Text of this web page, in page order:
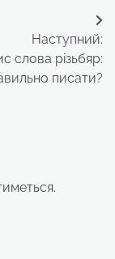
Наступний:
слова різьбяр:
писати?